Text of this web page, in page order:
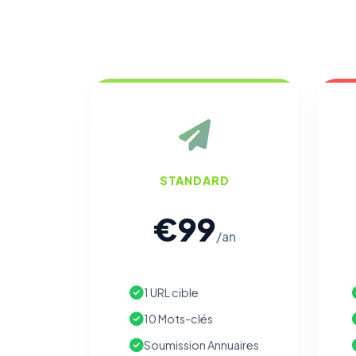
STANDARD
€99/an
1 URL cible
10 Mots-clés
Soumission Annuaires